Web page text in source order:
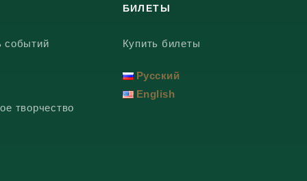
событий
творчество
БИЛЕТЫ
Купить билеты
Русский
English